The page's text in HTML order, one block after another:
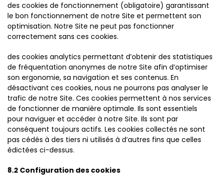
des cookies de fonctionnement (obligatoire) garantissant
le bon fonctionnement de notre Site et permettent son
optimisation. Notre Site ne peut pas fonctionner
correctement sans ces cookies.
des cookies analytics permettant d’obtenir des statistiques
de fréquentation anonymes de notre Site afin d’optimiser
son ergonomie, sa navigation et ses contenus. En
désactivant ces cookies, nous ne pourrons pas analyser le
trafic de notre Site. Ces cookies permettent à nos services
de fonctionner de manière optimale. Ils sont essentiels
pour naviguer et accéder à notre Site. Ils sont par
conséquent toujours actifs. Les cookies collectés ne sont
pas cédés à des tiers ni utilisés à d’autres fins que celles
édictées ci-dessus.
8.2 Configuration des cookies